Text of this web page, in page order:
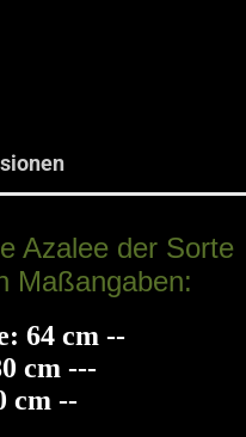
Azalee der Sorte
Maßangaben:
64 cm --
cm ---
cm --